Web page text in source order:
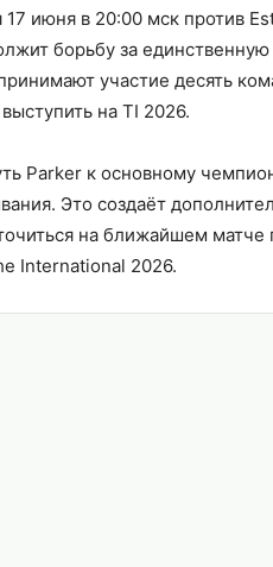
июня в 20:00 мск против
борьбу за единственную
участие десять
на TI 2026.
Parker к основному
Это создаёт
на ближайшем матче
International 2026.